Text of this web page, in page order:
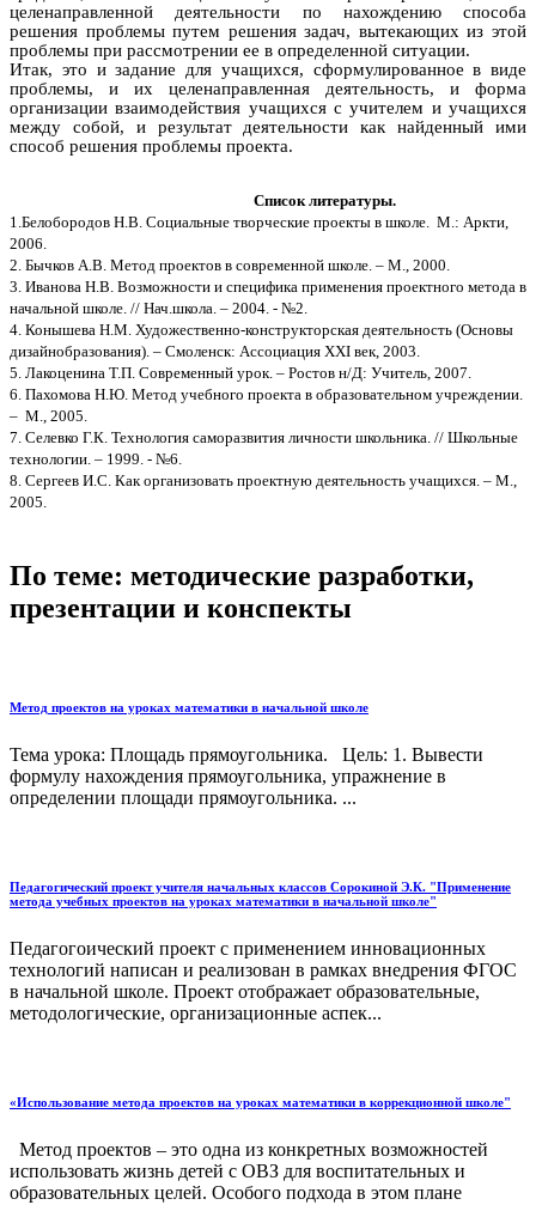
целенаправленной деятельности по нахождению способа
решения проблемы путем решения задач, вытекающих из этой
проблемы при рассмотрении ее в определенной ситуации.
Итак, это и задание для учащихся, сформулированное в виде
проблемы, и их целенаправленная деятельность, и форма
организации взаимодействия учащихся с учителем и учащихся
между собой, и результат деятельности как найденный ими
способ решения проблемы проекта.
Список литературы.
1.Белобородов Н.В. Социальные творческие проекты в школе. М.: Аркти,
2006.
2. Бычков А.В. Метод проектов в современной школе. – М., 2000.
3. Иванова Н.В. Возможности и специфика применения проектного метода в
начальной школе. // Нач.школа. – 2004. - №2.
4. Конышева Н.М. Художественно-конструкторская деятельность (Основы
дизайнобразования). – Смоленск: Ассоциация ХХI век, 2003.
5. Лакоценина Т.П. Современный урок. – Ростов н/Д: Учитель, 2007.
6. Пахомова Н.Ю. Метод учебного проекта в образовательном учреждении.
– М., 2005.
7. Селевко Г.К. Технология саморазвития личности школьника. // Школьные
технологии. – 1999. - №6.
8. Сергеев И.С. Как организовать проектную деятельность учащихся. – М.,
2005.
По теме: методические разработки,
презентации и конспекты
Метод проектов на уроках математики в начальной школе
Тема урока: Площадь прямоугольника. Цель: 1. Вывести
формулу нахождения прямоугольника, упражнение в
определении площади прямоугольника. ...
Педагогический проект учителя начальных классов Сорокиной Э.К. "Применение
метода учебных проектов на уроках математики в начальной школе"
Педагогоический проект с применением инновационных
технологий написан и реализован в рамках внедрения ФГОС
в начальной школе. Проект отображает образовательные,
методологические, организационные аспек...
«Использование метода проектов на уроках математики в коррекционной школе"
Метод проектов – это одна из конкретных возможностей
использовать жизнь детей с ОВЗ для воспитательных и
образовательных целей. Особого подхода в этом плане